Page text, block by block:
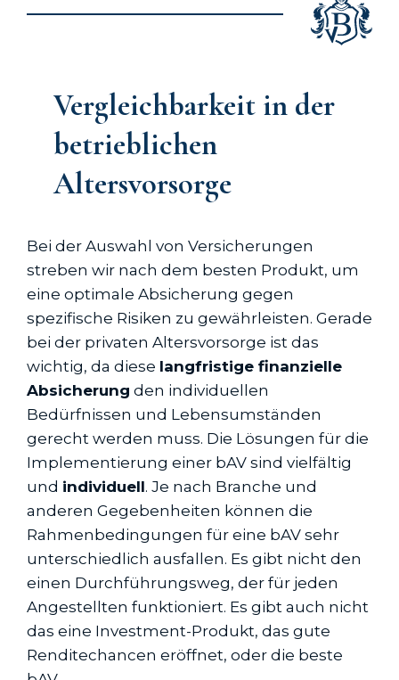
Vergleichbarkeit in der
betrieblichen
Altersvorsorge
Bei der Auswahl von Versicherungen
streben wir nach dem besten Produkt, um
eine optimale Absicherung gegen
spezifische Risiken zu gewährleisten. Gerade
bei der privaten Altersvorsorge ist das
wichtig, da diese langfristige finanzielle
Absicherung den individuellen
Bedürfnissen und Lebensumständen
gerecht werden muss. Die Lösungen für die
Implementierung einer bAV sind vielfältig
und individuell. Je nach Branche und
anderen Gegebenheiten können die
Rahmenbedingungen für eine bAV sehr
unterschiedlich ausfallen. Es gibt nicht den
einen Durchführungsweg, der für jeden
Angestellten funktioniert. Es gibt auch nicht
das eine Investment-Produkt, das gute
Renditechancen eröffnet, oder die beste